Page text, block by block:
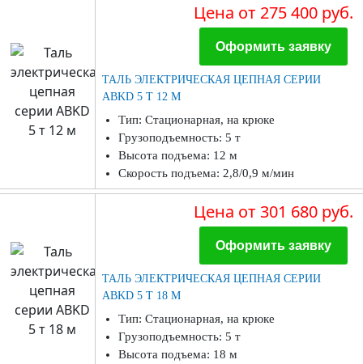
Цена от 275 400 руб.
Оформить заявку
ТАЛЬ ЭЛЕКТРИЧЕСКАЯ ЦЕПНАЯ СЕРИИ
ABKD 5 Т 12 М
Тип: Стационарная, на крюке
Грузоподъемность: 5 т
Высота подъема: 12 м
Скорость подъема: 2,8/0,9 м/мин
Цена от 301 680 руб.
Оформить заявку
ТАЛЬ ЭЛЕКТРИЧЕСКАЯ ЦЕПНАЯ СЕРИИ
ABKD 5 Т 18 М
Тип: Стационарная, на крюке
Грузоподъемность: 5 т
Высота подъема: 18 м